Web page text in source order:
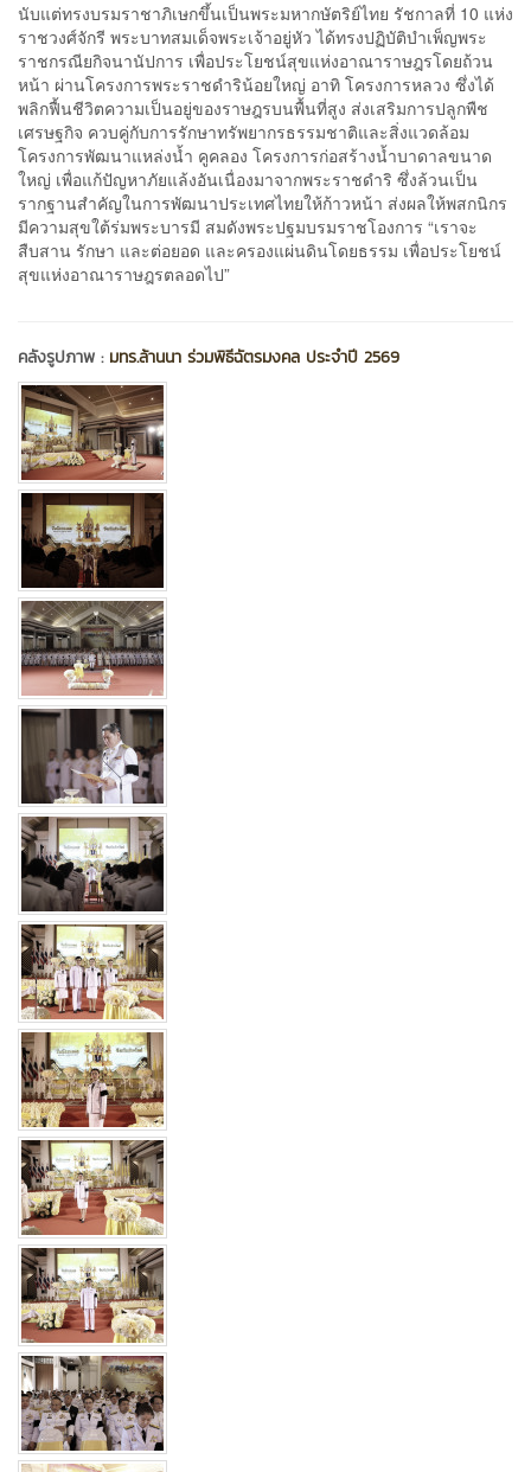
นับแต่ทรงบรมราชาภิเษกขึ้นเป็นพระมหากษัตริย์ไทย รัชกาลที่ 10 แห่ง
ราชวงศ์จักรี พระบาทสมเด็จพระเจ้าอยู่หัว ได้ทรงปฏิบัติบำเพ็ญพระ
ราชกรณียกิจนานัปการ เพื่อประโยชน์สุขแห่งอาณาราษฎรโดยถ้วน
หน้า ผ่านโครงการพระราชดำริน้อยใหญ่ อาทิ โครงการหลวง ซึ่งได้
พลิกฟื้นชีวิตความเป็นอยู่ของราษฎรบนพื้นที่สูง ส่งเสริมการปลูกพืช
เศรษฐกิจ ควบคู่กับการรักษาทรัพยากรธรรมชาติและสิ่งแวดล้อม
โครงการพัฒนาแหล่งน้ำ คูคลอง โครงการก่อสร้างน้ำบาดาลขนาด
ใหญ่ เพื่อแก้ปัญหาภัยแล้งอันเนื่องมาจากพระราชดำริ ซึ่งล้วนเป็น
รากฐานสำคัญในการพัฒนาประเทศไทยให้ก้าวหน้า ส่งผลให้พสกนิกร
มีความสุขใต้ร่มพระบารมี สมดังพระปฐมบรมราชโองการ “เราจะ
สืบสาน รักษา และต่อยอด และครองแผ่นดินโดยธรรม เพื่อประโยชน์
สุขแห่งอาณาราษฎรตลอดไป”
คลังรูปภาพ : มทร.ล้านนา ร่วมพิธีฉัตรมงคล ประจำปี 2569